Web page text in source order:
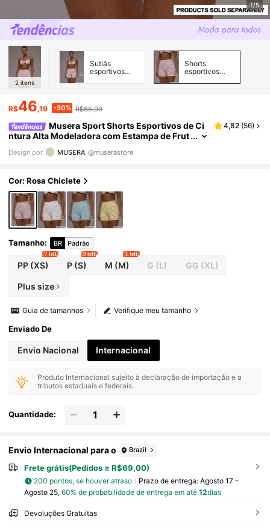
1/5
2 itens
Sutiãs
esportivos
Shorts
esportivos
R$46,19 -30% R$65,99
Musera Sport Shorts Esportivos de Ci
ntura Alta Modeladora com Estampa de Frut
as, Apenas para Esportes, Treinos, Academi
a, Pilates, Fitness, Uso Diário, Casual e Fofo
4,82 (56)
Design por MUSERA @muserastore
Cor: Rosa Chiclete
Tamanho: BR Padrão
PP(XS)
7 left
P(S)
9 left
M (M)
1 left
G (L) GG (XL)
Plus size
Verifique meu tamanho
Guia de tamanhos
Enviado De
Envio Nacional Internacional
Produto Internacional sujeito à declaração de importação e a
tributos estaduais e federais.
Quantidade:
Envio Internacional para o Brazil
Frete grátis(Pedidos ≥ R$69,00)
200 pontos, se houver atraso Prazo de entrega: Agosto 17 -
Agosto 25, 60% de probabilidade de entrega em até 12dias
Devoluções Gratuitas